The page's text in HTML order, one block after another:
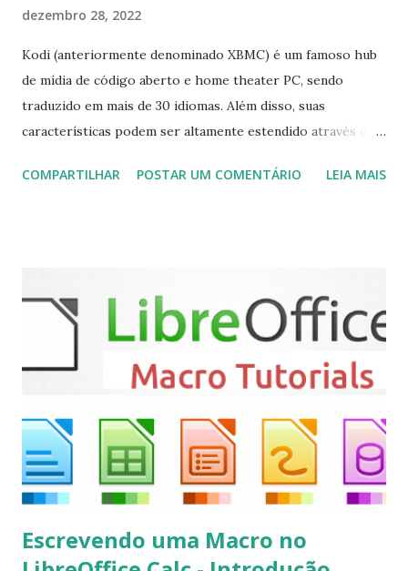
dezembro 28, 2022
Kodi (anteriormente denominado XBMC) é um famoso hub
de mídia de código aberto e home theater PC, sendo
traduzido em mais de 30 idiomas. Além disso, suas
características podem ser altamente estendido através de
(personal video recorder). A versão final do Kodi 19.5
sudo apt-get install kodi Use o comando a seguir para
instalar codecs de áudio e outros complementos,
executando: $ sudo apt-get install --install-suggests
kodi Para remover, execute: $ sudo apt-get remove
COMPARTILHAR POSTAR UM COMENTÁRIO LEIA MAIS
Escrevendo uma Macro no